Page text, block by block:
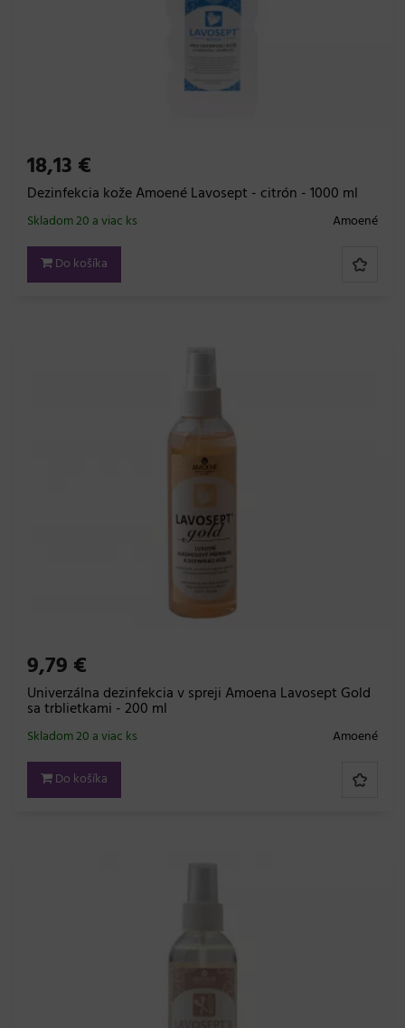
18,13 €
Dezinfekcia kože Amoené Lavosept - citrón - 1000 ml
Amoené
Skladom 20 a viac ks
Do košíka
9,79 €
Univerzálna dezinfekcia v spreji Amoena Lavosept Gold
sa trblietkami - 200 ml
Amoené
Skladom 20 a viac ks
Do košíka